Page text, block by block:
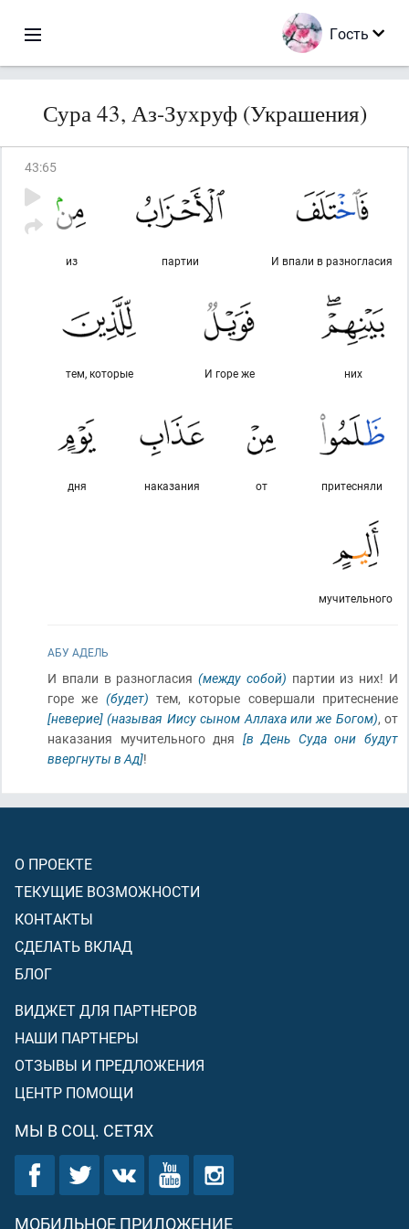
Гость
Сура 43, Аз-Зухруф (Украшения)
43:65
И впали в разногласия
партии
из
них
И горе же
тем, которые
притесняли
от
наказания
дня
мучительного
АБУ АДЕЛЬ
И впали в разногласия(между собой) партии из них! И
горе же (будет) тем, которые совершали притеснение
[неверие] (называя Иису сыном Аллаха или же Богом), от
наказания мучительного дня [в День Суда они будут
ввергнуты в Ад]!
О ПРОЕКТЕ
ТЕКУЩИЕ ВОЗМОЖНОСТИ
КОНТАКТЫ
СДЕЛАТЬ ВКЛАД
БЛОГ
ВИДЖЕТ ДЛЯ ПАРТНЕРОВ
НАШИ ПАРТНЕРЫ
ОТЗЫВЫ И ПРЕДЛОЖЕНИЯ
ЦЕНТР ПОМОЩИ
МЫ В СОЦ. СЕТЯХ
МОБИЛЬНОЕ ПРИЛОЖЕНИЕ